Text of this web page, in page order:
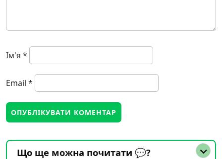
Ім'я *
Email *
Що ще можна почитати 💬?